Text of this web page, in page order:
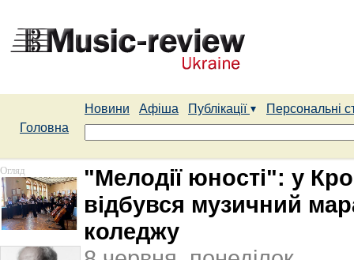
Новини Афіша Публікації
Персональні
Головна
Огляд
"Мелодії юності": у
відбувся музичний
коледжу